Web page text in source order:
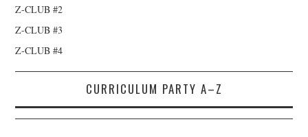
Z-CLUB #2
Z-CLUB #3
Z-CLUB #4
CURRICULUM PARTY A–Z